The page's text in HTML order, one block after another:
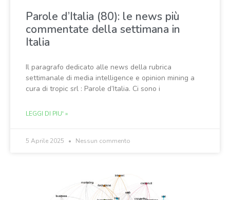
Parole d’Italia (80): le news più
commentate della settimana in
Italia
Il paragrafo dedicato alle news della rubrica
settimanale di media intelligence e opinion mining a
cura di tropic srl : Parole d’Italia. Ci sono i
LEGGI DI PIU' »
5 Aprile 2025 Nessun commento